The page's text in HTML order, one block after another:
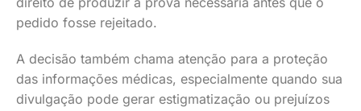
pedido fosse rejeitado.
A decisão também chama atenção para a proteção
das informações médicas, especialmente quando sua
divulgação pode gerar estigmatização ou prejuízos